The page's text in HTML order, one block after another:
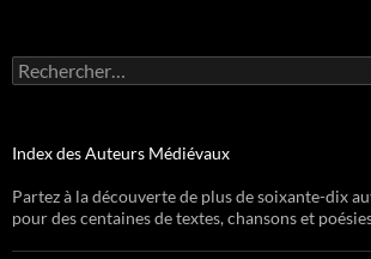
Rechercher :
Index des Auteurs Médiévaux
Partez à la découverte de plus de soixante-dix
pour des centaines de textes, chansons et